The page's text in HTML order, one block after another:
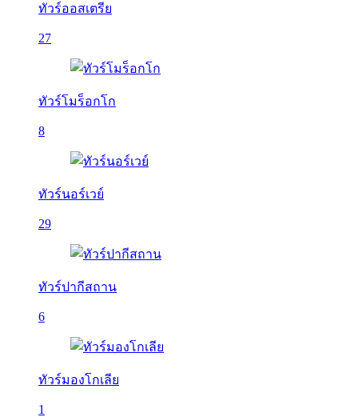
ทัวร์ออสเตรีย
27
ทัวร์โมร็อกโก
8
ทัวร์นอร์เวย์
29
ทัวร์ปากีสถาน
6
ทัวร์มองโกเลีย
1